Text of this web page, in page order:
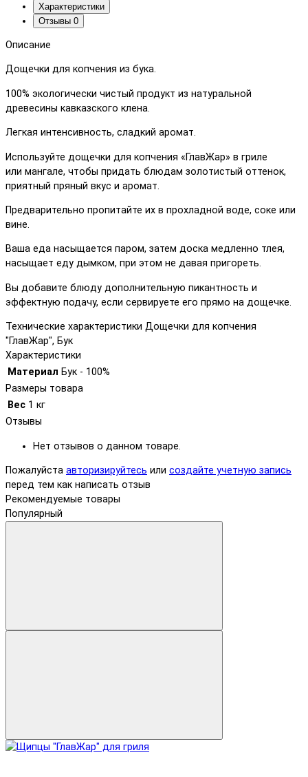
Характеристики
Отзывы 0
Описание
Дощечки для копчения из бука.
100% экологически чистый продукт из натуральной
древесины кавказского клена.
Легкая интенсивность, сладкий аромат.
Используйте дощечки для копчения «ГлавЖар» в гриле
или мангале, чтобы придать блюдам золотистый оттенок,
приятный пряный вкус и аромат.
Предварительно пропитайте их в прохладной воде, соке или
вине.
Ваша еда насыщается паром, затем доска медленно тлея,
насыщает еду дымком, при этом не давая пригореть.
Вы добавите блюду дополнительную пикантность и
эффектную подачу, если сервируете его прямо на дощечке.
Технические характеристики Дощечки для копчения
"ГлавЖар", Бук
Характеристики
Материал Бук - 100%
Размеры товара
Вес 1 кг
Отзывы
Нет отзывов о данном товаре.
Пожалуйста авторизируйтесь или создайте учетную запись
перед тем как написать отзыв
Рекомендуемые товары
Популярный